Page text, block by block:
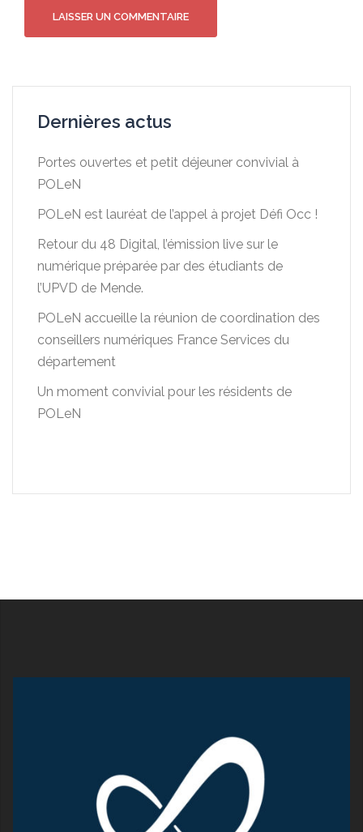
Dernières actus
Portes ouvertes et petit déjeuner convivial à
POLeN
POLeN est lauréat de l’appel à projet Défi Occ !
Retour du 48 Digital, l’émission live sur le
numérique préparée par des étudiants de
l’UPVD de Mende.
POLeN accueille la réunion de coordination des
conseillers numériques France Services du
département
Un moment convivial pour les résidents de
POLeN